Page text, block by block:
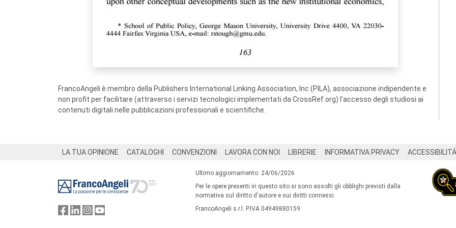
FrancoAngeli è membro della Publishers International Linking Association, Inc (PILA), associazione indipendente e
non profit per facilitare (attraverso i servizi tecnologici implementati da CrossRef.org) l’accesso degli studiosi ai
contenuti digitali nelle pubblicazioni professionali e scientifiche.
LA TUA OPINIONE CATALOGHI CONVENZIONI LAVORA CON NOI LIBRERIE INFORMATIVA PRIVACY ACCESSIBILITÁ
Ultimo aggiornamento: 24/06/2026
Per le opere presenti in questo sito si sono assolti gli obblighi previsti dalla
normativa sul diritto d'autore e sui diritti connessi.
FrancoAngeli s.r.l. P.IVA 04949880159